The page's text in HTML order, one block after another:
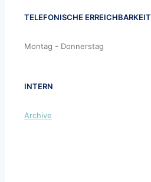
TELEFONISCHE ERREICHBARKEIT
Montag - Donnerstag
INTERN
Archive